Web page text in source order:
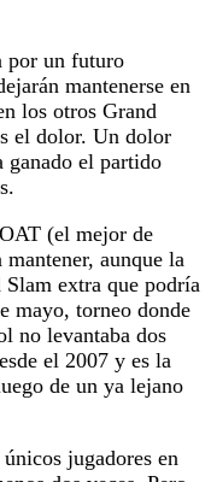
por un futuro
mantenerse en
los otros Grand
el dolor. Un dolor
ganado el partido
(el mejor de
aunque la
Slam extra que podría
mayo, torneo donde
no levantaba dos
el 2007 y es la
de un ya lejano
jugadores en